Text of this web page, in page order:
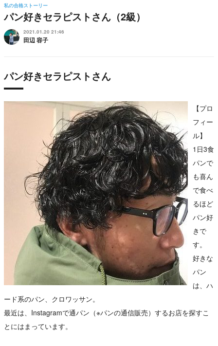
私の合格ストーリー
パン好きセラピストさん（2級）
2021.01.20 21:46
田辺 容子
パン好きセラピストさん
【プロ
フィー
ル】
1日3食
パンで
も喜ん
で食べ
るほど
パン好
きで
す。
好きな
パン
は、ハ
ード系のパン、クロワッサン。
最近は、Instagramで通パン（※パンの通信販売）するお店を探すこ
とにはまっています。